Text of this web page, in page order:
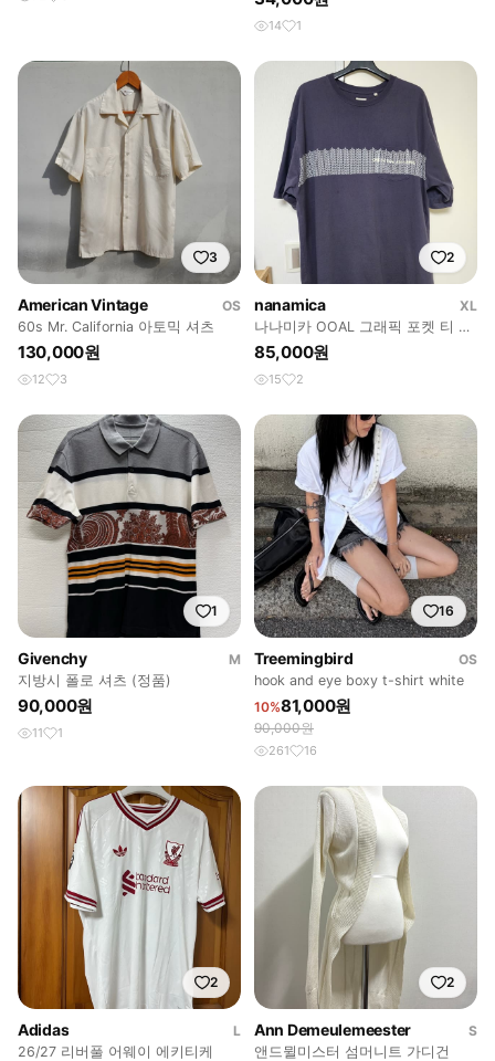
14 1
3
American Vintage
OS
60s Mr. California 아토믹 셔츠
130,000원
12 3
2
nanamica
XL
나나미카 OOAL 그래픽 포켓 티 빈
티지 네이비 XL
85,000원
15 2
1
Givenchy
M
지방시 폴로 셔츠 (정품)
90,000원
11 1
16
Treemingbird
OS
hook and eye boxy t-shirt white
10%81,000원
90,000원
261 16
2
Adidas
L
26/27 리버풀 어웨이 에키티케
2
Ann Demeulemeester
S
앤드뮐미스터 섬머니트 가디건